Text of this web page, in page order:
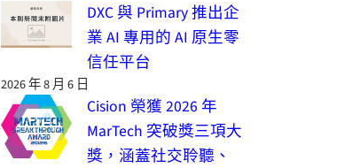
DXC 與 Primary 推出企
業 AI 專用的 AI 原生零
信任平台
2026 年 8 月 6 日
Cision 榮獲 2026 年
MarTech 突破獎三項大
獎，涵蓋社交聆聽、